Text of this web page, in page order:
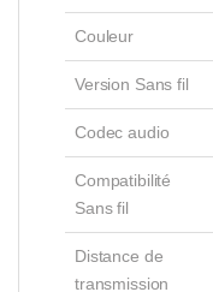
Couleur
Version Sans fil
Codec audio
Compatibilité
Sans fil
Distance de
transmission